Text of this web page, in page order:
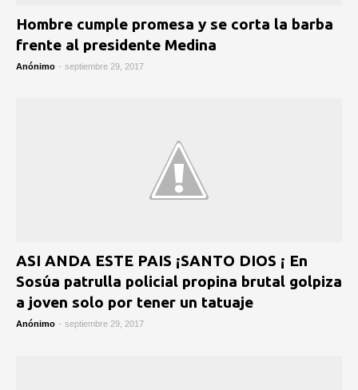
Hombre cumple promesa y se corta la barba
frente al presidente Medina
Anónimo - septiembre 29, 2017
ASI ANDA ESTE PAIS ¡SANTO DIOS ¡ En
Sosúa patrulla policial propina brutal golpiza
a joven solo por tener un tatuaje
Anónimo - septiembre 29, 2017